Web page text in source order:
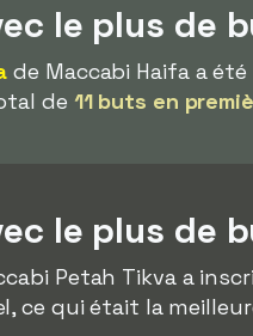
le plus de
de Maccabi Haifa a
de 11 buts en
le plus de
Petah Tikva a
ce qui était la